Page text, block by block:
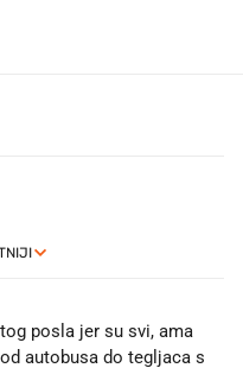
posla jer su svi, ama
autobusa do tegljaca s